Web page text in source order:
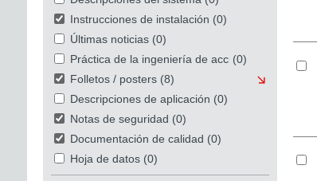
Instrucciones de instalación (0)
Últimas noticias (0)
Práctica de la ingeniería de accionamiento
(0)
Folletos / posters (8)
Descripciones de aplicación (0)
Notas de seguridad (0)
Documentación de calidad (0)
Hoja de datos (0)